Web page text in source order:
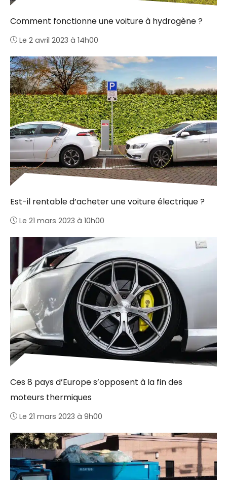
Comment fonctionne une voiture à hydrogène ?
Le 2 avril 2023 à 14h00
Est-il rentable d’acheter une voiture électrique ?
Le 21 mars 2023 à 10h00
Ces 8 pays d’Europe s’opposent à la fin des
moteurs thermiques
Le 21 mars 2023 à 9h00